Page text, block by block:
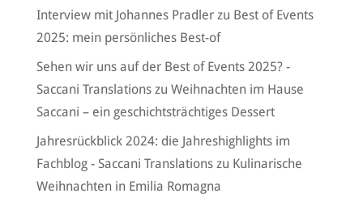
Interview mit Johannes Pradlerzu Best of Events
2025: mein persönliches Best-of
Sehen wir uns auf der Best of Events 2025? -
Saccani Translationszu Weihnachten im Hause
Saccani – ein geschichtsträchtiges Dessert
Jahresrückblick 2024: die Jahreshighlights im
Fachblog - Saccani Translationszu Kulinarische
Weihnachten in Emilia Romagna